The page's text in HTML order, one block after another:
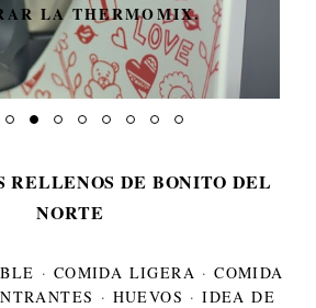
LA THERMOMIX.
RELLENOS DE BONITO DEL
NORTE
· COMIDA LIGERA ·COMIDA
· HUEVOS ·IDEA DE